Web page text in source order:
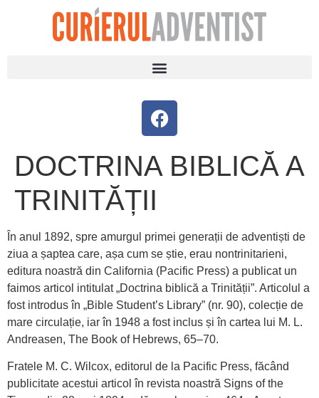
DOCTRINA BIBLICĂ A
TRINITĂȚII
În anul 1892, spre amurgul primei generații de adventiști de
ziua a șaptea care, așa cum se știe, erau nontrinitarieni,
editura noastră din California (Pacific Press) a publicat un
faimos articol intitulat „Doctrina biblică a Trinității”. Articolul a
fost introdus în „Bible Student’s Library” (nr. 90), colecție de
mare circulație, iar în 1948 a fost inclus și în cartea lui M. L.
Andreasen, The Book of Hebrews, 65–70.
Fratele M. C. Wilcox, editorul de la Pacific Press, făcând
publicitate acestui articol în revista noastră Signs of the